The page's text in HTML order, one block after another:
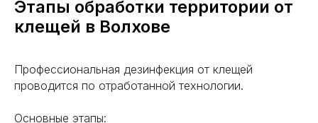
Этапы обработки территории от
клещей в Волхове
Профессиональная дезинфекция от клещей
проводится по отработанной технологии.
Основные этапы:
ОСТАЛИСЬ ВОПРОСЫ?
Задайте их нам! Это бесплатно